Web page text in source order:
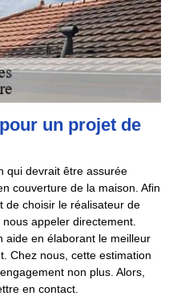
un projet de
qui devrait être assurée
couverture de la maison. Afin
de choisir le réalisateur de
appeler directement.
aide en élaborant le meilleur
Chez nous, cette estimation
non plus. Alors,
en contact.